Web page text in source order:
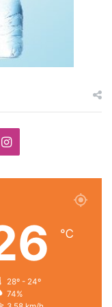
Instagram
℃
28º - 24º
74%